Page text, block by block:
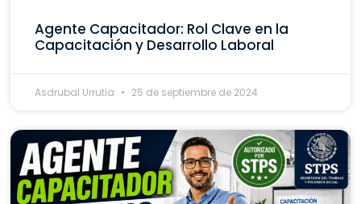
Agente Capacitador: Rol Clave en la
Capacitación y Desarrollo Laboral
Asdrubal Urrutia 25 de septiembre de 2024